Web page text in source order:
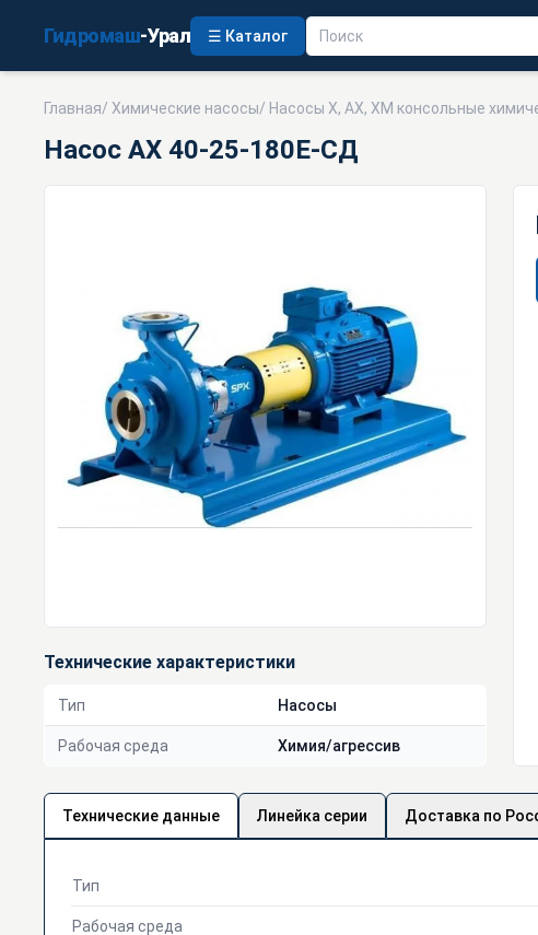
Гидромаш-Урал ☰ Каталог
Главная/ Химические насосы/ Насосы Х, АХ, ХМ консольные
Насос АХ 40-25-180Е-СД
Технические характеристики
Тип Насосы
Рабочая среда Химия/агрессив
Технические данные Линейка серии Доставка по
Тип
Рабочая среда